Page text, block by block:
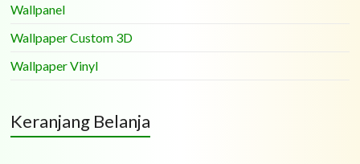
Wallpanel
Wallpaper Custom 3D
Wallpaper Vinyl
Keranjang Belanja